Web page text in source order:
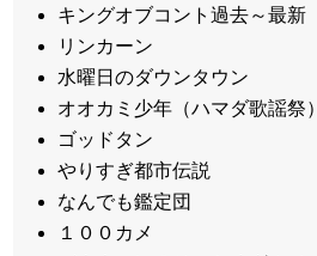
キングオブコント過去～最新
リンカーン
水曜日のダウンタウン
オオカミ少年（ハマダ歌謡祭）
ゴッドタン
やりすぎ都市伝説
なんでも鑑定団
１００カメ